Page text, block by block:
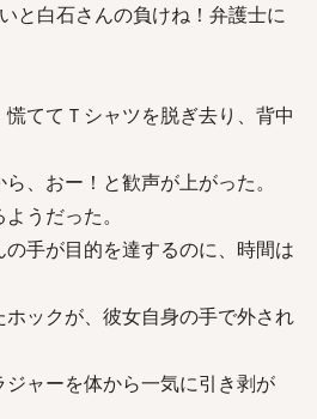
と白石さんの負けね！弁護士に
ててＴシャツを脱ぎ去り、背中
、おー！と歓声が上がった。
うだった。
手が目的を達するのに、時間は
ックが、彼女自身の手で外され
ャーを体から一気に引き剥が